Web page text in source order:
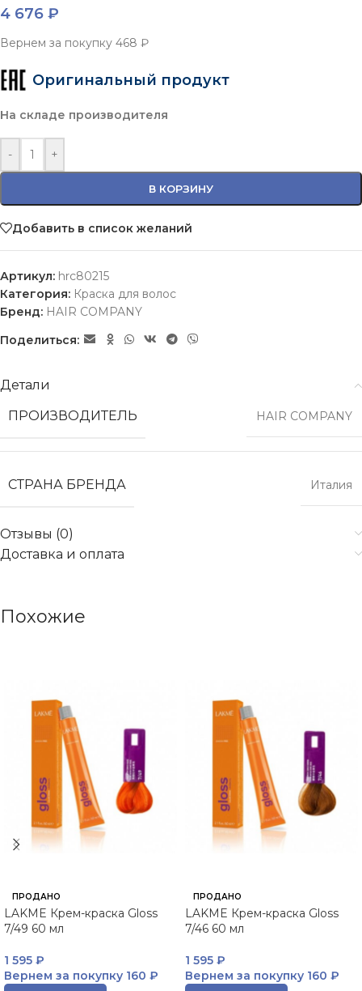
4 676 ₽
Вернем за покупку 468 ₽
Оригинальный продукт
На складе производителя
- +
В КОРЗИНУ
Добавить в список желаний
Артикул: hrc80215
Категория: Краска для волос
Бренд: HAIR COMPANY
Поделиться:
Детали
ПРОИЗВОДИТЕЛЬ
HAIR COMPANY
СТРАНА БРЕНДА Италия
Отзывы (0)
Доставка и оплата
Похожие
ПРОДАНО
LAKME Крем-краска Gloss
7/49 60 мл
1 595 ₽
Вернем за покупку 160 ₽
ПРОДАНО
LAKME Крем-краска Gloss
7/46 60 мл
1 595 ₽
Вернем за покупку 160 ₽